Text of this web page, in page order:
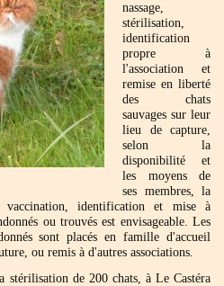
nassage,
stérilisation,
identification
propre à
l'association et
remise en liberté
des chats
sauvages sur leur
lieu de capture,
selon la
disponibilité et
les moyens de
ses membres, la
vaccination, identification et mise à
ou trouvés est envisageable. Les
sont placés en famille d'accueil
ou remis à d'autres associations.
stérilisation de 200 chats, à Le Castéra